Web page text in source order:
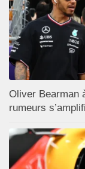
Oliver Bearman
rumeurs